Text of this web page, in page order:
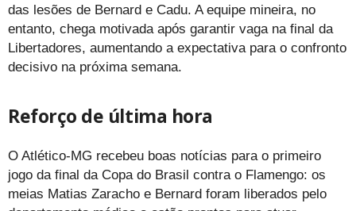
das lesões de Bernard e Cadu. A equipe mineira, no
entanto, chega motivada após garantir vaga na final da
Libertadores, aumentando a expectativa para o confronto
decisivo na próxima semana.
Reforço de última hora
O Atlético-MG recebeu boas notícias para o primeiro
jogo da final da Copa do Brasil contra o Flamengo: os
meias Matias Zaracho e Bernard foram liberados pelo